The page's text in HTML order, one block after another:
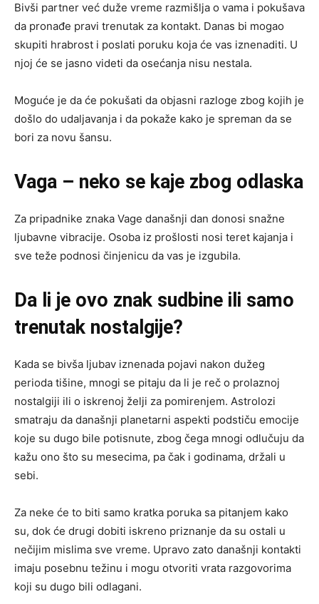
Bivši partner već duže vreme razmišlja o vama i pokušava
da pronađe pravi trenutak za kontakt. Danas bi mogao
skupiti hrabrost i poslati poruku koja će vas iznenaditi. U
njoj će se jasno videti da osećanja nisu nestala.
Moguće je da će pokušati da objasni razloge zbog kojih je
došlo do udaljavanja i da pokaže kako je spreman da se
bori za novu šansu.
Vaga – neko se kaje zbog odlaska
Za pripadnike znaka Vage današnji dan donosi snažne
ljubavne vibracije. Osoba iz prošlosti nosi teret kajanja i
sve teže podnosi činjenicu da vas je izgubila.
Da li je ovo znak sudbine ili samo
trenutak nostalgije?
Kada se bivša ljubav iznenada pojavi nakon dužeg
perioda tišine, mnogi se pitaju da li je reč o prolaznoj
nostalgiji ili o iskrenoj želji za pomirenjem. Astrolozi
smatraju da današnji planetarni aspekti podstiču emocije
koje su dugo bile potisnute, zbog čega mnogi odlučuju da
kažu ono što su mesecima, pa čak i godinama, držali u
sebi.
Za neke će to biti samo kratka poruka sa pitanjem kako
su, dok će drugi dobiti iskreno priznanje da su ostali u
nečijim mislima sve vreme. Upravo zato današnji kontakti
imaju posebnu težinu i mogu otvoriti vrata razgovorima
koji su dugo bili odlagani.